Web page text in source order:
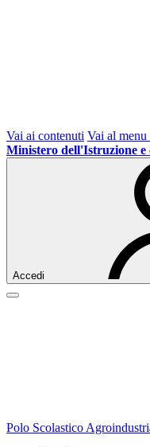
Vai ai contenuti Vai al
Ministero dell'Istruzione e
Accedi
Polo Scolastico